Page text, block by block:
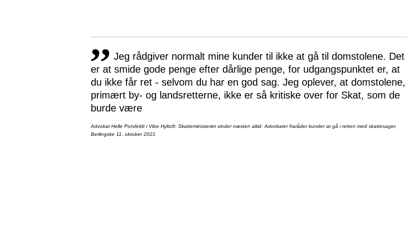
,, Jeg rådgiver normalt mine kunder til ikke at gå til domstolene. Det
er at smide gode penge efter dårlige penge, for udgangspunktet er, at
du ikke får ret - selvom du har en god sag. Jeg oplever, at domstolene,
primært by- og landsretterne, ikke er så kritiske over for Skat, som de
burde være
Advokat Helle Porsfeldt i Vibe Hyltoft: Skatteministeriet vinder næsten altid. Advokater fraråder kunder at gå i retten med skattesager,
Berlingske 11. oktober 2021